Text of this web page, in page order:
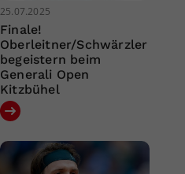
25.07.2025
Finale!
Oberleitner/Schwärzler
begeistern beim
Generali Open
Kitzbühel